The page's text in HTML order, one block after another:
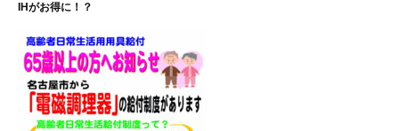
シ
ョ
ン
IHがお得に！？